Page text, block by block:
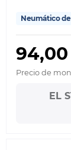
Neumático
Precio de
EL